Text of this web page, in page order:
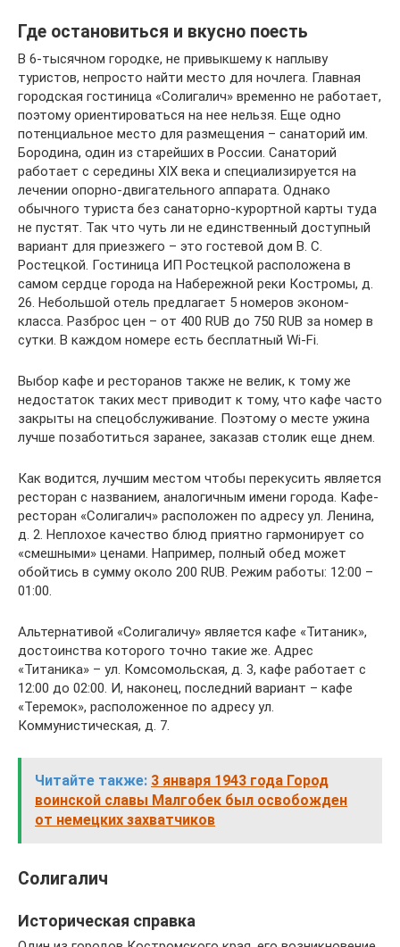
Где остановиться и вкусно поесть
В 6-тысячном городке, не привыкшему к наплыву
туристов, непросто найти место для ночлега. Главная
городская гостиница «Солигалич» временно не работает,
поэтому ориентироваться на нее нельзя. Еще одно
потенциальное место для размещения – санаторий им.
Бородина, один из старейших в России. Санаторий
работает с середины XIX века и специализируется на
лечении опорно-двигательного аппарата. Однако
обычного туриста без санаторно-курортной карты туда
не пустят. Так что чуть ли не единственный доступный
вариант для приезжего – это гостевой дом В. С.
Ростецкой. Гостиница ИП Ростецкой расположена в
самом сердце города на Набережной реки Костромы, д.
26. Небольшой отель предлагает 5 номеров эконом-
класса. Разброс цен – от 400 RUB до 750 RUB за номер в
сутки. В каждом номере есть бесплатный Wi-Fi.
Выбор кафе и ресторанов также не велик, к тому же
недостаток таких мест приводит к тому, что кафе часто
закрыты на спецобслуживание. Поэтому о месте ужина
лучше позаботиться заранее, заказав столик еще днем.
Как водится, лучшим местом чтобы перекусить является
ресторан с названием, аналогичным имени города. Кафе-
ресторан «Солигалич» расположен по адресу ул. Ленина,
д. 2. Неплохое качество блюд приятно гармонирует со
«смешными» ценами. Например, полный обед может
обойтись в сумму около 200 RUB. Режим работы: 12:00 –
01:00.
Альтернативой «Солигаличу» является кафе «Титаник»,
достоинства которого точно такие же. Адрес
«Титаника» – ул. Комсомольская, д. 3, кафе работает с
12:00 до 02:00. И, наконец, последний вариант – кафе
«Теремок», расположенное по адресу ул.
Коммунистическая, д. 7.
Читайте также: 3 января 1943 года Город
воинской славы Малгобек был освобожден
от немецких захватчиков
Солигалич
Историческая справка